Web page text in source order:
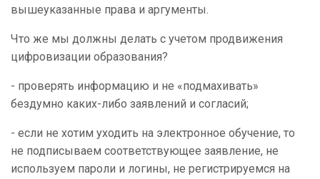
вышеуказанные права и аргументы.
Что же мы должны делать с учетом продвижения
цифровизации образования?
- проверять информацию и не «подмахивать»
бездумно каких-либо заявлений и согласий;
- если не хотим уходить на электронное обучение, то
не подписываем соответствующее заявление, не
используем пароли и логины, не регистрируемся на